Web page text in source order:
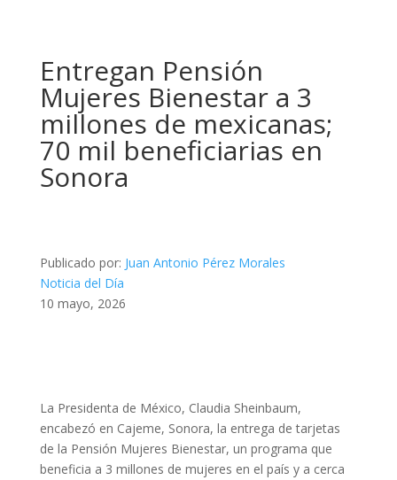
Entregan Pensión
Mujeres Bienestar a 3
millones de mexicanas;
70 mil beneficiarias en
Sonora
Publicado por: Juan Antonio Pérez Morales
Noticia del Día
10 mayo, 2026
La Presidenta de México, Claudia Sheinbaum,
encabezó en Cajeme, Sonora, la entrega de tarjetas
de la Pensión Mujeres Bienestar, un programa que
beneficia a 3 millones de mujeres en el país y a cerca